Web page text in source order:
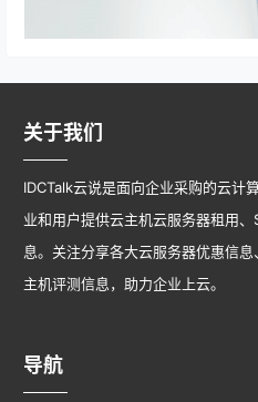
关于我们
IDCTalk云说是面向企业采购的云计
业和用户提供云主机云服务器租用
息。关注分享各大云服务器优惠信
主机评测信息，助力企业上云。
导航